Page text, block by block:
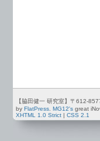
【脇田健一 研究室】〒612-
by FlatPress. MG12's great
XHTML 1.0 Strict
CSS 2.1